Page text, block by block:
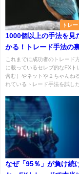
トレ
1000個以上の手法を見
かる！トレード手法の
共通点
これまでに成功者のトレード
に載っているセレブ的なFXト
含む）やネットや２ちゃんね
れているトレード手法を試した
なぜ「95％」が負け続